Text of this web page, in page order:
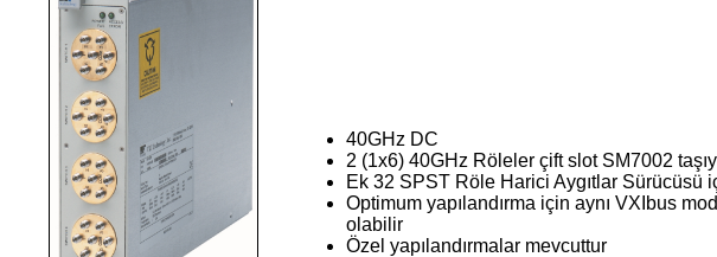
40GHz DC
2 (1x6) 40GHz Röleler çift slot SM7002
Ek 32 SPST Röle Harici Aygıtlar Sürücüsü
Optimum yapılandırma için aynı VXIbus
olabilir
Özel yapılandırmalar mevcuttur